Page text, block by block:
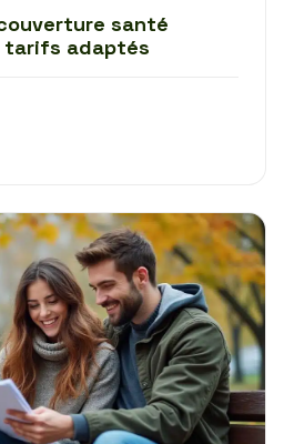
santé
tarifs adaptés